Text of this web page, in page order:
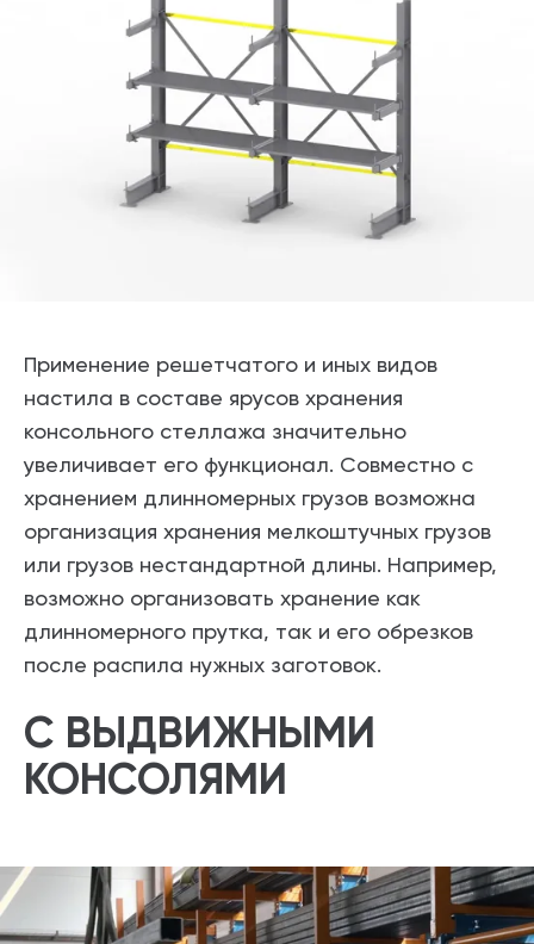
Применение решетчатого и иных видов
настила в составе ярусов хранения
консольного стеллажа значительно
увеличивает его функционал. Совместно с
хранением длинномерных грузов возможна
организация хранения мелкоштучных грузов
или грузов нестандартной длины. Например,
возможно организовать хранение как
длинномерного прутка, так и его обрезков
после распила нужных заготовок.
С ВЫДВИЖНЫМИ
КОНСОЛЯМИ